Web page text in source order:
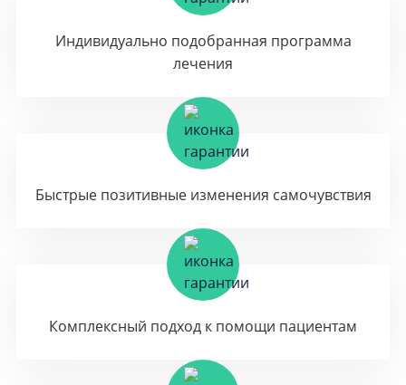
Индивидуально подобранная программа
лечения
Быстрые позитивные изменения самочувствия
Комплексный подход к помощи пациентам